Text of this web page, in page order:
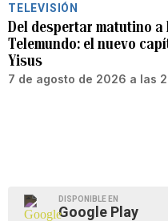
TELEVISIÓN
Del despertar matutino a
Telemundo: el nuevo
Yisus
7 de agosto de 2026 a las
DISPONIBLE EN
Google Play